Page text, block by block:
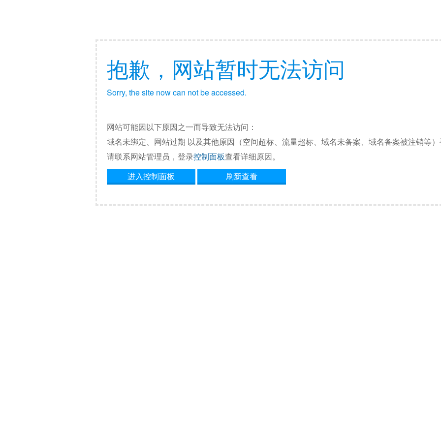
抱歉，网站暂时无法访问
Sorry, the site now can not be accessed.
网站可能因以下原因之一而导致无法访问：
域名未绑定、网站过期 以及其他原因（空间超标、流量超标、域名未备案、域名备案被注销等）
请联系网站管理员，登录控制面板查看详细原因。
进入控制面板
刷新查看